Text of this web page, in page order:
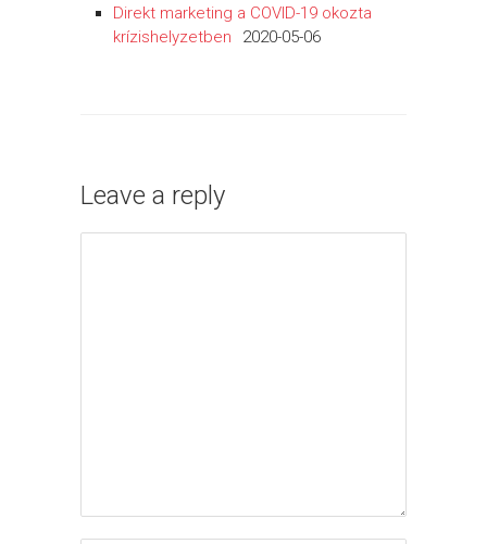
Direkt marketing a COVID-19 okozta
krízishelyzetben
2020-05-06
Leave a reply